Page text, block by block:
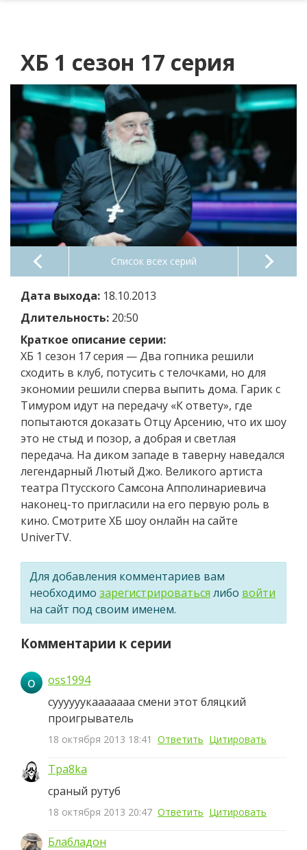
ХБ 1 сезон 17 серия
Список всех серий
Дата выхода: 18.10.2013
Длительность: 20:50
Краткое описание серии:
ХБ 1 сезон 17 серия — Два гопника решили
сходить в клуб, потусить с телочками, но для
экономии решили сперва выпить дома. Гарик с
Тимуром идут на передачу «К ответу», где
попытаются доказать Отцу Арсению, что их шоу
это не стыд и позор, а добрая и светлая
передача. На диком западе в таверну наведался
легендарный Лютый Джо. Великого артиста
театра Птусского Самсона Апполинариевича
наконец-то пригласили на его первую роль в
кино. Смотрите ХБ шоу онлайн на сайте
UniverTV.
Для добавления комментариев вам
необходимо зарегистрироваться либо войти
на сайт под своим именем.
Комментарии к серии
o
oss1994
суууууукааааааа смени этот бляцкий
проигрыватель
18 октября 2013 18:41 Ответить Цитировать
Tpa8ka
сраный рутуб
18 октября 2013 20:47 Ответить Цитировать
Блабладон